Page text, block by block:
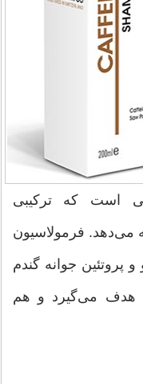
است که ترکیبی
می‌دهد. فرمولاسیون
و پروتئین جوانه گندم
هدف می‌گیرد و هم